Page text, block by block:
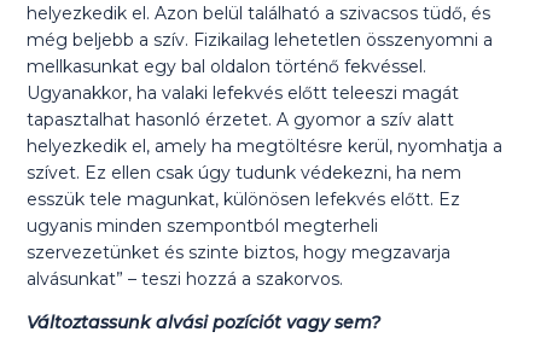
helyezkedik el. Azon belül található a szivacsos tüdő, és
még beljebb a szív. Fizikailag lehetetlen összenyomni a
mellkasunkat egy bal oldalon történő fekvéssel.
Ugyanakkor, ha valaki lefekvés előtt teleeszi magát
tapasztalhat hasonló érzetet. A gyomor a szív alatt
helyezkedik el, amely ha megtöltésre kerül, nyomhatja a
szívet. Ez ellen csak úgy tudunk védekezni, ha nem
esszük tele magunkat, különösen lefekvés előtt. Ez
ugyanis minden szempontból megterheli
szervezetünket és szinte biztos, hogy megzavarja
alvásunkat” – teszi hozzá a szakorvos.
Változtassunk alvási pozíciót vagy sem?